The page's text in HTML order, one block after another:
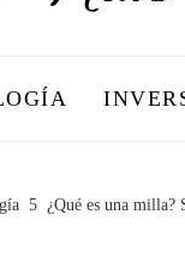
¿Qué es una milla?